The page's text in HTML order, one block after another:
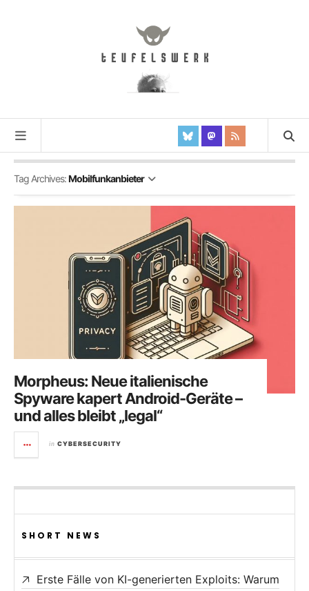
Tag Archives:Mobilfunkanbieter
Morpheus: Neue italienische
Spyware kapert Android-Geräte –
und alles bleibt „legal“
in CYBERSECURITY
SHORT NEWS
Erste Fälle von KI-generierten Exploits: Warum